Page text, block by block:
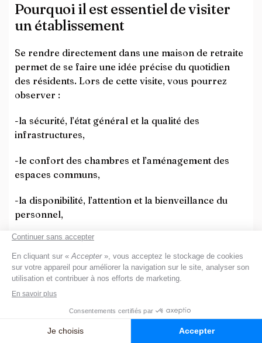
Pourquoi il est essentiel de visiter
un établissement
Se rendre directement dans une maison de retraite
permet de se faire une idée précise du quotidien
des résidents. Lors de cette visite, vous pourrez
observer :
-la sécurité, l’état général et la qualité des
infrastructures,
-le confort des chambres et l’aménagement des
espaces communs,
-la disponibilité, l’attention et la bienveillance du
personnel,
-la variété et l’adaptation des activités proposées
pour le bien-être des résidents.
Visiter plusieurs établissements offre également la
possibilité de comparer l’ambiance, les services et
le cadre de vie, afin de choisir celui qui correspond
le mieux aux besoins et aux préférences du senior.